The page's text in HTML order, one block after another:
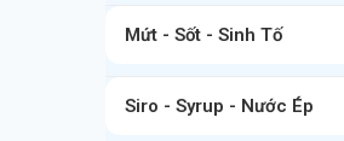
Mứt - Sốt - Sinh Tố
Siro - Syrup - Nước Ép